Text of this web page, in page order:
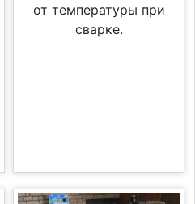
от температуры при
сварке.